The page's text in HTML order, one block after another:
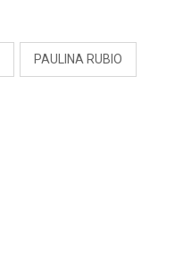
PAULINA RUBIO